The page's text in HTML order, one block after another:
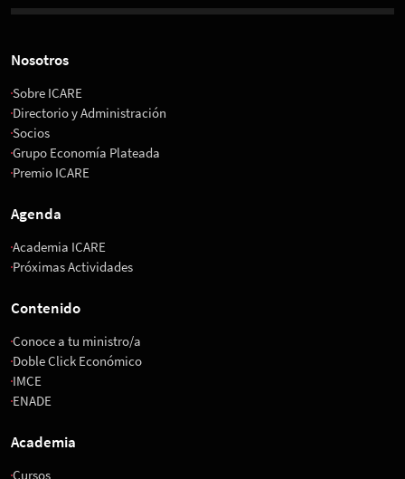
Nosotros
Sobre ICARE
Directorio y Administración
Socios
Grupo Economía Plateada
Premio ICARE
Agenda
Academia ICARE
Próximas Actividades
Contenido
Conoce a tu ministro/a
Doble Click Económico
IMCE
ENADE
Academia
Cursos